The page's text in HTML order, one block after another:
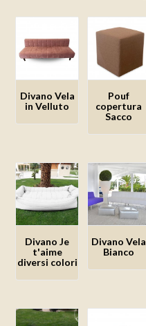
Aggiungi
dei
desideri
Divano Vela
in Velluto
dei
desideri
Pouf
copertura
Sacco
Divano Je
t'aime
diversi colori
Aggiungi
Divano Vela
Bianco